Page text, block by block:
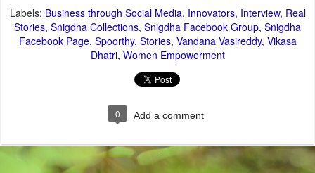
Labels: Business through Social Media Innovators Interview Real
Stories Snigdha Collections Snigdha Facebook Group Snigdha
Facebook Page Spoorthy Stories Vandana Vasireddy Vikasa
Dhatri Women Empowerment
0 Add a comment